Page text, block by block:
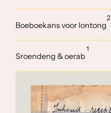
Boeboekans voor lontong
2
Sroendeng & oerab
1